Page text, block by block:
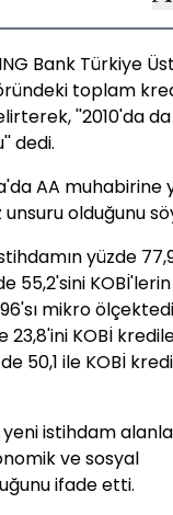
Bank Türkiye Üst
toplam
''2010'da da
dedi.
AA muhabirine
olduğunu
yüzde
55,2'sini KOBİ'lerin
mikro
KOBİ
50,1 ile KOBİ
istihdam
ve sosyal
ifade etti.